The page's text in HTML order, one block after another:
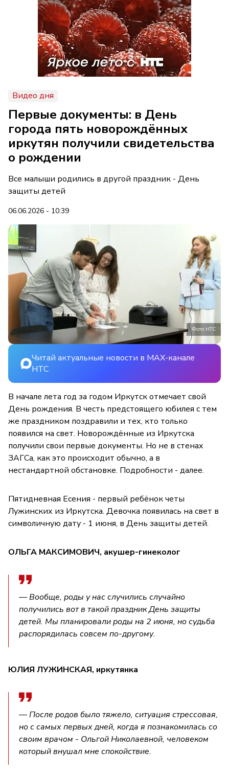
Видео дня
Первые документы: в День
города пять новорождённых
иркутян получили свидетельства
о рождении
Все малыши родились в другой праздник - День
защиты детей
06.06.2026 - 10:39
Фото НТС
Читай актуальные новости в MAX-канале
НТС
В начале лета год за годом Иркутск отмечает свой
День рождения. В честь предстоящего юбилея с тем
же праздником поздравили и тех, кто только
появился на свет. Новорождённые из Иркутска
получили свои первые документы. Но не в стенах
ЗАГСа, как это происходит обычно, а в
нестандартной обстановке. Подробности - далее.
Пятидневная Есения - первый ребёнок четы
Лужинских из Иркутска. Девочка появилась на свет в
символичную дату - 1 июня, в День защиты детей.
ОЛЬГА МАКСИМОВИЧ, акушер-гинеколог
— Вообще, роды у нас случились случайно
получились вот в такой праздник День защиты
детей. Мы планировали роды на 2 июня, но судьба
распорядилась совсем по-другому.
ЮЛИЯ ЛУЖИНСКАЯ, иркутянка
— После родов было тяжело, ситуация стрессовая,
но с самых первых дней, когда я познакомилась со
своим врачом - Ольгой Николаевной, человеком
который внушал мне спокойствие.